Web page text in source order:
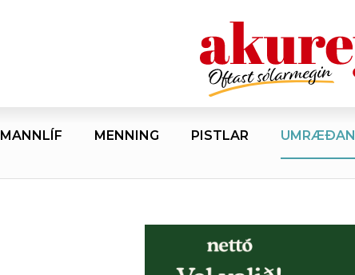
MANNLÍF MENNING PISTLAR UMRÆÐAN